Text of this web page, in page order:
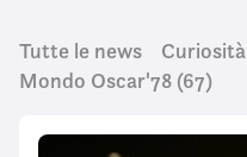
Tutte le news Curiosità
Mondo Oscar'78 (67)